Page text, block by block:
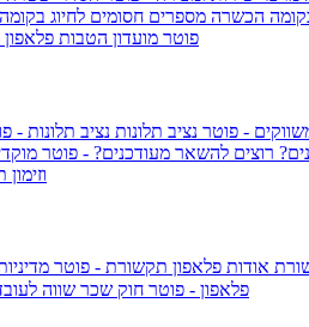
הכשרה מספרים חסומים לחיוג
IsraelieSIM by Pelephone - פוטר מועדון הטבות פלאפון
- פוטר נציב תלונות נציב תלונות -
רוצים להשאר מעודכנים? - פוטר
אודות פלאפון תקשורת - פוטר
פלאפון - פוטר חוק שכר שווה